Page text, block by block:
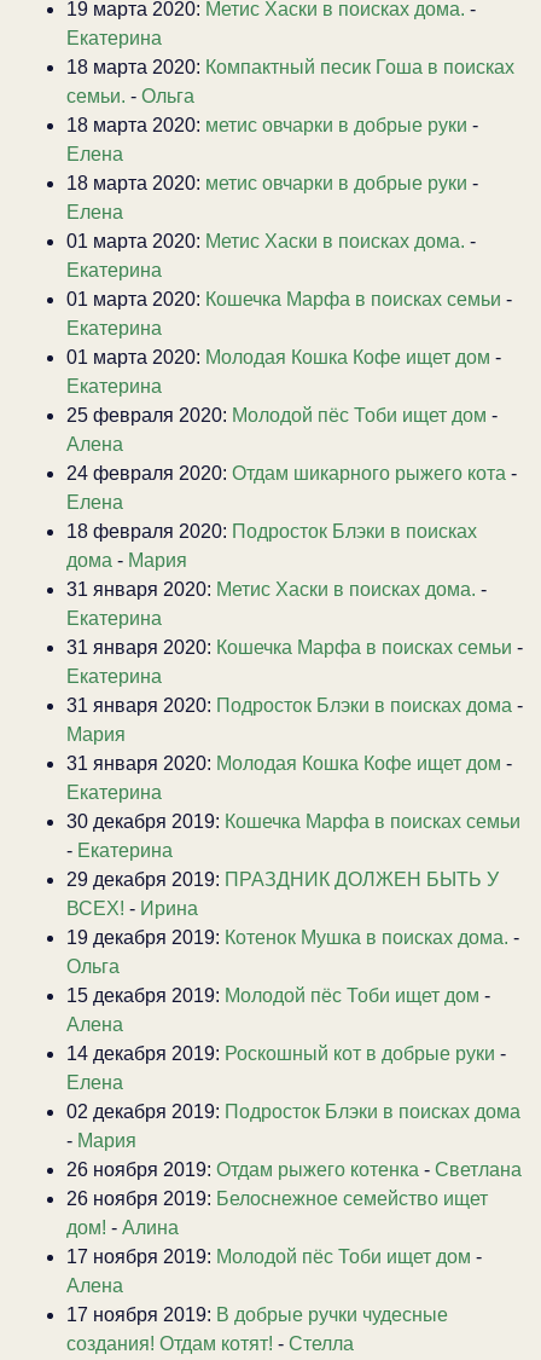
19 марта 2020: Метис Хаски в поисках дома. -
Екатерина
18 марта 2020: Компактный песик Гоша в поисках
семьи. - Ольга
18 марта 2020: метис овчарки в добрые руки -
Елена
18 марта 2020: метис овчарки в добрые руки -
Елена
01 марта 2020: Метис Хаски в поисках дома. -
Екатерина
01 марта 2020: Кошечка Марфа в поисках семьи -
Екатерина
01 марта 2020: Молодая Кошка Кофе ищет дом -
Екатерина
25 февраля 2020: Молодой пёс Тоби ищет дом -
Алена
24 февраля 2020: Отдам шикарного рыжего кота -
Елена
18 февраля 2020: Подросток Блэки в поисках
дома - Мария
31 января 2020: Метис Хаски в поисках дома. -
Екатерина
31 января 2020: Кошечка Марфа в поисках семьи -
Екатерина
31 января 2020: Подросток Блэки в поисках дома -
Мария
31 января 2020: Молодая Кошка Кофе ищет дом -
Екатерина
30 декабря 2019: Кошечка Марфа в поисках семьи
- Екатерина
29 декабря 2019: ПРАЗДНИК ДОЛЖЕН БЫТЬ У
ВСЕХ! - Ирина
19 декабря 2019: Котенок Мушка в поисках дома. -
Ольга
15 декабря 2019: Молодой пёс Тоби ищет дом -
Алена
14 декабря 2019: Роскошный кот в добрые руки -
Елена
02 декабря 2019: Подросток Блэки в поисках дома
- Мария
26 ноября 2019: Отдам рыжего котенка - Светлана
26 ноября 2019: Белоснежное семейство ищет
дом! - Алина
17 ноября 2019: Молодой пёс Тоби ищет дом -
Алена
17 ноября 2019: В добрые ручки чудесные
создания! Отдам котят! - Стелла